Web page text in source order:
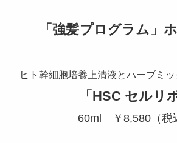
「強髪プログラム」
ヒト幹細胞培養上清液とハーブミ
「HSC セルリ
60ml ￥8,580（税